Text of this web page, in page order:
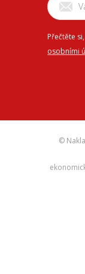
Přečtěte
osobními
©